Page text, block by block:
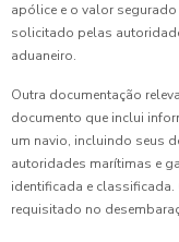
apólice e o valor
solicitado pelas
aduaneiro.
Outra documentação
documento que inclui
um navio, incluindo seus
autoridades marítimas e
identificada e
requisitado no